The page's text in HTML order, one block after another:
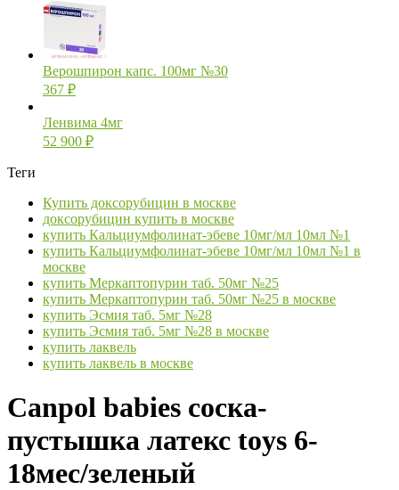
Верошпирон капс. 100мг №30
367 ₽
Ленвима 4мг
52 900 ₽
Теги
Купить доксорубицин в москве
доксорубицин купить в москве
купить Кальциумфолинат-эбеве 10мг/мл 10мл №1
купить Кальциумфолинат-эбеве 10мг/мл 10мл №1 в
москве
купить Меркаптопурин таб. 50мг №25
купить Меркаптопурин таб. 50мг №25 в москве
купить Эсмия таб. 5мг №28
купить Эсмия таб. 5мг №28 в москве
купить лаквель
купить лаквель в москве
Canpol babies соска-
пустышка латекс toys 6-
18мес/зеленый